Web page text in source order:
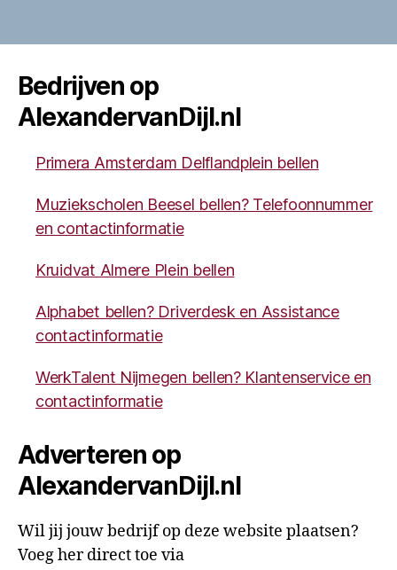
Bedrijven op
AlexandervanDijl.nl
Primera Amsterdam Delflandplein bellen
Muziekscholen Beesel bellen? Telefoonnummer
en contactinformatie
Kruidvat Almere Plein bellen
Alphabet bellen? Driverdesk en Assistance
contactinformatie
WerkTalent Nijmegen bellen? Klantenservice en
contactinformatie
Adverteren op
AlexandervanDijl.nl
Wil jij jouw bedrijf op deze website plaatsen?
Voeg her direct toe via